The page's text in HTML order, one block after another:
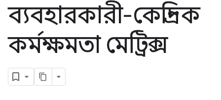
ব্যবহারকারী-কেন্দ্রিক
কর্মক্ষমতা মেট্রিক্স